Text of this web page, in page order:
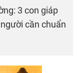
3 con giáp
cần chuẩn